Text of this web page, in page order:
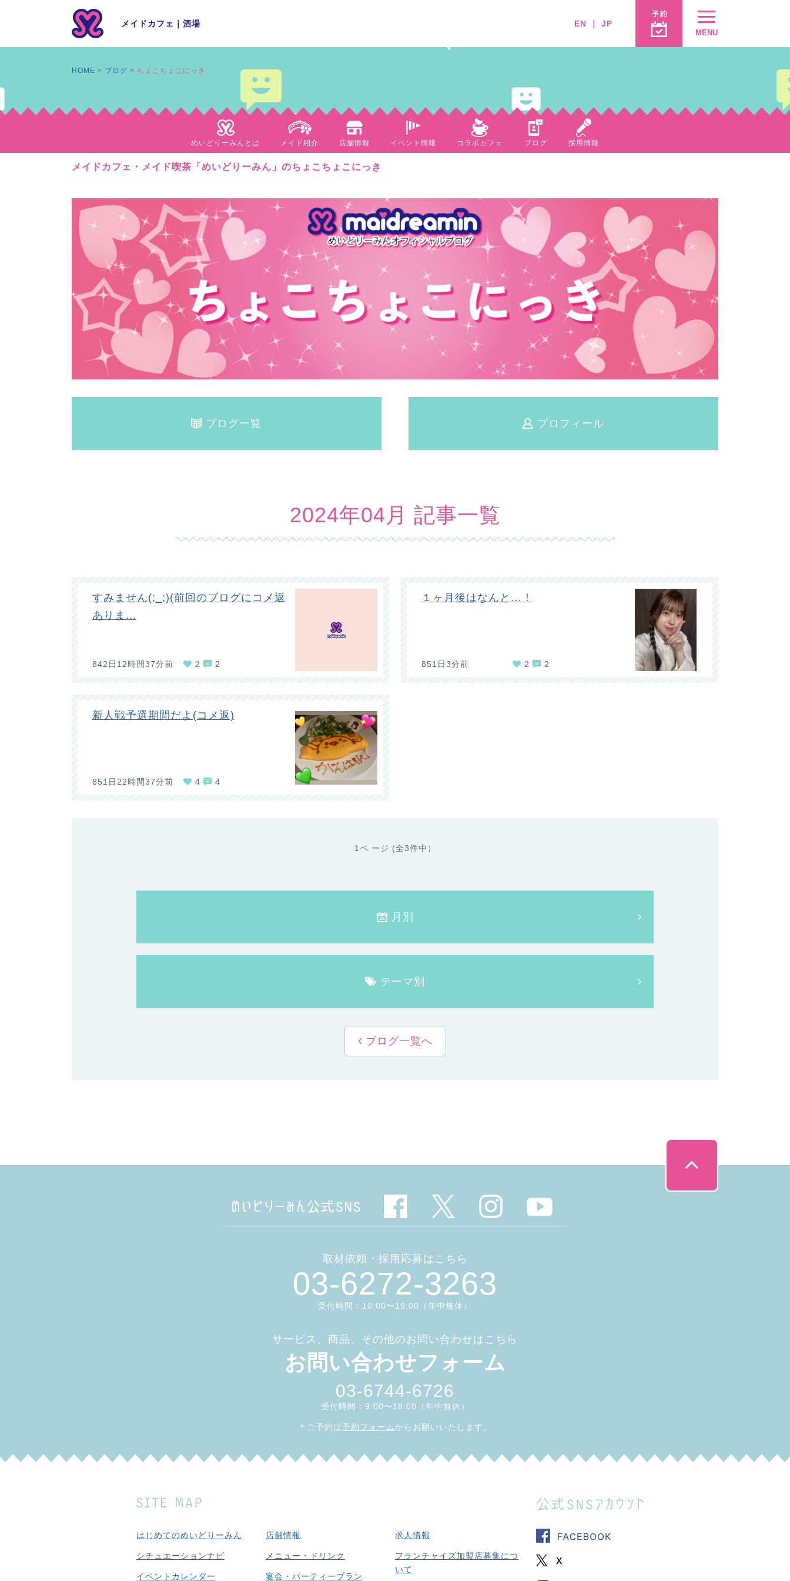
メイドカフェ ｜ 酒場 EN ｜ JP
MENU
めいどりーみんとは メイド紹介 店舗情報 イベント情報 コラボカフェ ブログ 採用情報
メイドカフェ・メイド喫茶「めいどりーみん」のちょこちょこにっき
HOME ブログ ちょこちょこにっき
ブログ一覧 プロフィール
2024年04月 記事一覧
すみません(;_;)(前回のブログにコメ返
ありま...
842日12時間37分前 2 2
１ヶ月後はなんと…！
851日3分前 2 2
新人戦予選期間だよ(コメ返)
851日22時間37分前 4 4
1ペ ージ (全3件中）
月別
テーマ別
ブログ一覧へ
取材依頼・採用応募はこちら
03-6272-3263
受付時間：10:00〜19:00（年中無休）
サービス、商品、その他のお問い合わせはこちら
お問い合わせフォーム
03-6744-6726
受付時間：9:00〜18:00（年中無休）
＊ご予約は予約フォーム からお願いいたします。
はじめてのめいどりーみん
シチュエーションナビ
イベントカレンダー
店舗情報
メニュー・ドリンク
宴会・パーティープラン
求人情報
フランチャイズ加盟店募集につ
いて